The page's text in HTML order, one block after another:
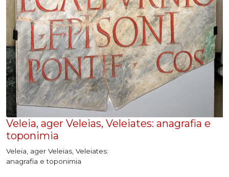
Veleia, ager Veleias, Veleiates: anagrafia e
toponimia
Veleia, ager Veleias, Veleiates:
anagrafia e toponimia